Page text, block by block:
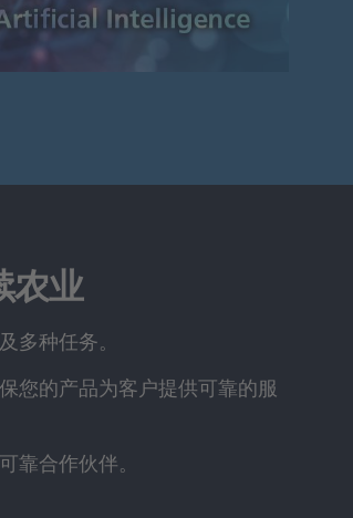
农业
多种任务。
您的产品为客户提供可靠的服
靠合作伙伴。